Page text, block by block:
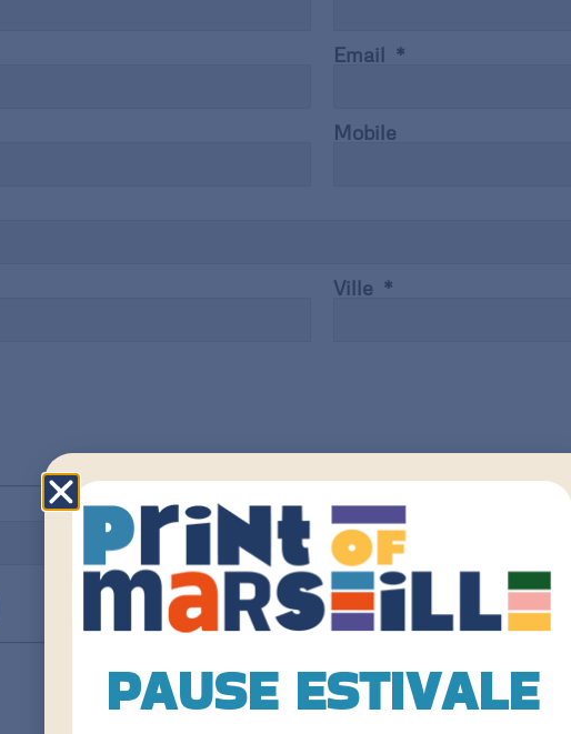
Email
Mobile
Ville
Type de support
Grammage
PAUSE ESTIVALE